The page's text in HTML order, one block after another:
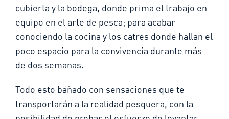
cubierta y la bodega, donde prima el trabajo en
equipo en el arte de pesca; para acabar
conociendo la cocina y los catres donde hallan el
poco espacio para la convivencia durante más
de dos semanas.
Todo esto bañado con sensaciones que te
transportarán a la realidad pesquera, con la